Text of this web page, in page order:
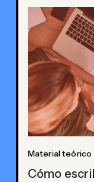
Material teórico
Cómo